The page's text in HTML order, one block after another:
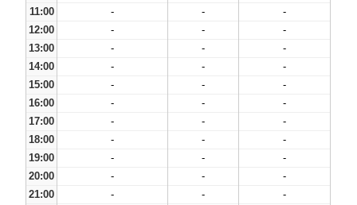
11:00
- -
-
12:00
- -
-
13:00
- -
-
14:00
- -
-
15:00
- -
-
16:00
- -
-
17:00
- -
-
18:00
- -
-
19:00
- -
-
20:00
- -
-
21:00
- -
-